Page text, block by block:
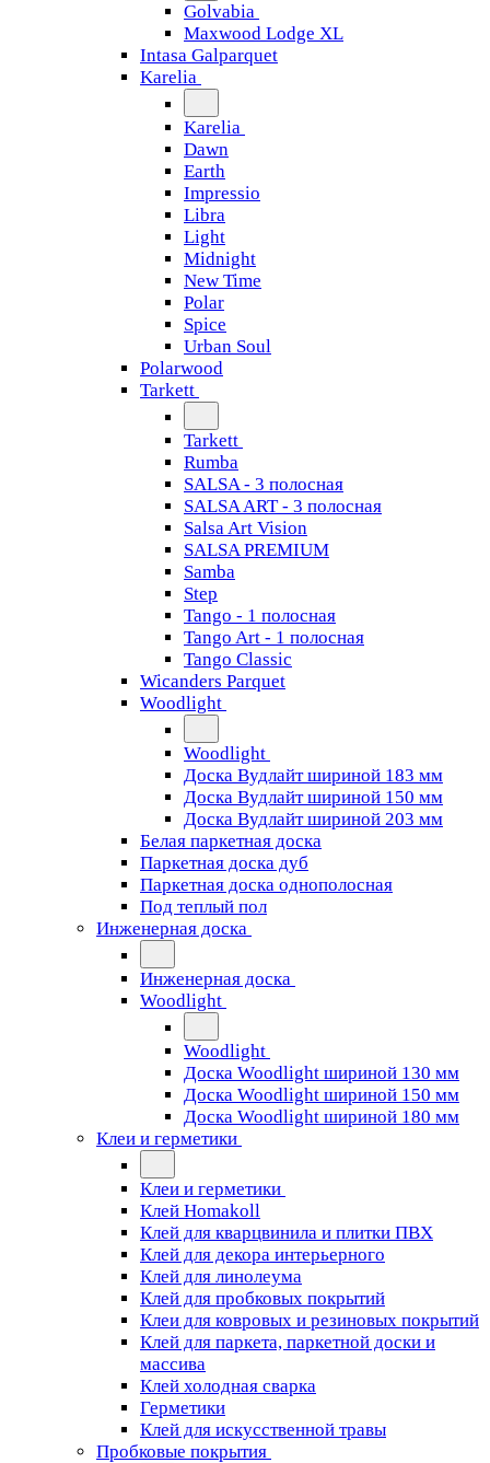
Golvabia
Maxwood Lodge XL
Intasa Galparquet
Karelia
Karelia
Dawn
Earth
Impressio
Libra
Light
Midnight
New Time
Polar
Spice
Urban Soul
Polarwood
Tarkett
Tarkett
Rumba
SALSA - 3 полосная
SALSA ART - 3 полосная
Salsa Art Vision
SALSA PREMIUM
Samba
Step
Tango - 1 полосная
Tango Art - 1 полосная
Tango Classiс
Wicanders Parquet
Woodlight
Woodlight
Доска Вудлайт шириной 183 мм
Доска Вудлайт шириной 150 мм
Доска Вудлайт шириной 203 мм
Белая паркетная доска
Паркетная доска дуб
Паркетная доска однополосная
Под теплый пол
Инженерная доска
Инженерная доска
Woodlight
Woodlight
Доска Woodlight шириной 130 мм
Доска Woodlight шириной 150 мм
Доска Woodlight шириной 180 мм
Клеи и герметики
Клеи и герметики
Клей Homakoll
Клей для кварцвинила и плитки ПВХ
Клей для декора интерьерного
Клей для линолеума
Клей для пробковых покрытий
Клеи для ковровых и резиновых покрытий
Клей для паркета, паркетной доски и
массива
Клей холодная сварка
Герметики
Клей для искусственной травы
Пробковые покрытия